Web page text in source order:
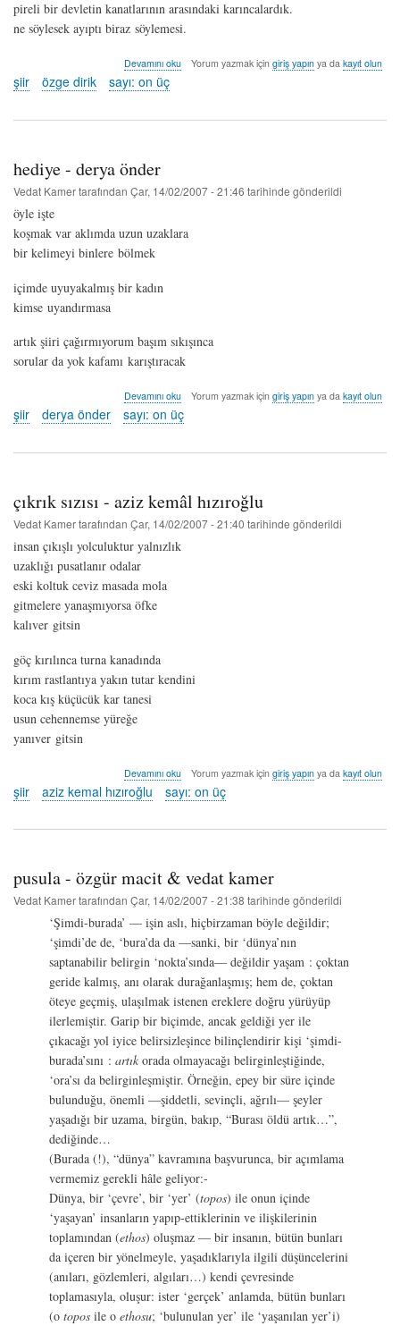
pireli bir devletin kanatlarının arasındaki karıncalardık.
ne söylesek ayıptı biraz söylemesi.
ikincil
ruhla
pis-
buluşmaları
dir
Devamını oku Yorum yazmak için giriş yapınya da kayıt olun
şiir özge dirik sayı: on üç
hediye - derya önder
Vedat Kamertarafından Çar, 14/02/2007 - 21:46 tarihinde gönderildi
öyle işte
koşmak var aklımda uzun uzaklara
bir kelimeyi binlere bölmek
içimde uyuyakalmış bir kadın
kimse uyandırmasa
artık şiiri çağırmıyorum başım sıkışınca
sorular da yok kafamı karıştıracak
hediye
-
derya
hakkında
Devamını oku Yorum yazmak için giriş yapınya da kayıt olun
şiir derya önder sayı: on üç
çıkrık sızısı - aziz kemâl hızıroğlu
Vedat Kamertarafından Çar, 14/02/2007 - 21:40 tarihinde gönderildi
insan çıkışlı yolculuktur yalnızlık
uzaklığı pusatlanır odalar
eski koltuk ceviz masada mola
gitmelere yanaşmıyorsa öfke
kalıver gitsin
göç kırılınca turna kanadında
kırım rastlantıya yakın tutar kendini
koca kış küçücük kar tanesi
usun cehennemse yüreğe
yanıver gitsin
çıkrık
sızısı
-
kemâl
Devamını oku Yorum yazmak için giriş yapınya da kayıt olun
şiir aziz kemal hızıroğlu sayı: on üç
pusula - özgür macit & vedat kamer
Vedat Kamertarafından Çar, 14/02/2007 - 21:38 tarihinde gönderildi
‘Şimdi-burada’ ­— işin aslı, hiçbirzaman böyle değildir;
‘şimdi’de de, ‘bura’da da —sanki, bir ‘dünya’nın
saptanabilir belirgin ‘nokta’sında— değildir yaşam : çoktan
geride kalmış, anı olarak durağanlaşmış; hem de, çoktan
öteye geçmiş, ulaşılmak istenen ereklere doğru yürüyüp
ilerlemiştir. Garip bir biçimde, ancak geldiği yer ile
çıkacağı yol iyice belirsizleşince bilinçlendirir kişi ‘şimdi-
burada’sını : artık orada olmayacağı belirginleştiğinde,
‘ora’sı da belirginleşmiştir. Örneğin, epey bir süre içinde
bulunduğu, önemli —şiddetli, sevinçli, ağrılı— şeyler
yaşadığı bir uzama, birgün, bakıp, “Burası öldü artık…”,
dediğinde…
(Burada (!), “dünya” kavramına başvurunca, bir açımlama
vermemiz gerekli hâle geliyor:-
Dünya, bir ‘çevre’, bir ‘yer’ (topos) ile onun içinde
‘yaşayan’ insanların yapıp-ettiklerinin ve ilişkilerinin
toplamından (ethos) oluşmaz — bir insanın, bütün bunları
da içeren bir yönelmeyle, yaşadıklarıyla ilgili düşüncelerini
(anıları, gözlemleri, algıları…) kendi çevresinde
toplamasıyla, oluşur: ister ‘gerçek’ anlamda, bütün bunları
(o topos ile o ethosu; ‘bulunulan yer’ ile ‘yaşanılan yer’i)